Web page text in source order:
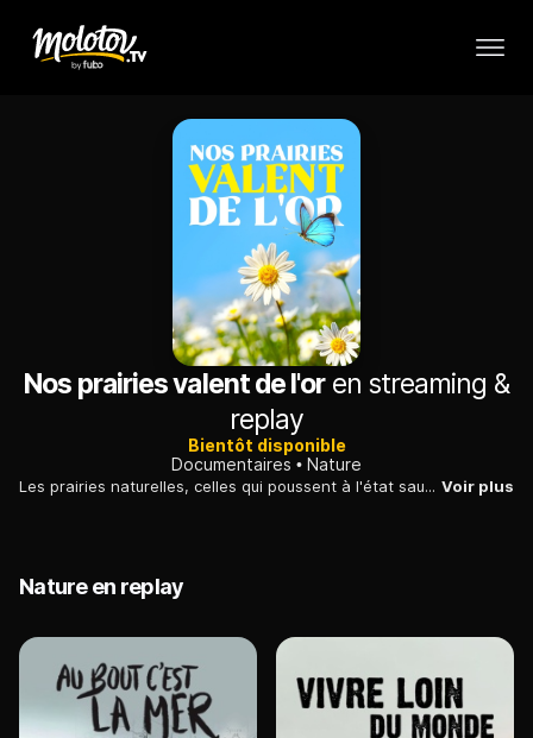
Nos prairies valent de l'oren streaming &
replay
Bientôt disponible
Documentaires
Nature
Les prairies naturelles, celles qui poussent à l'état sauvage, sans pesticides ni intervention de l'homme, perdent chaque jour du terrain. Elles sont trop souvent remplacées par des espaces artificiels, plantés pour faire du fourrage, et très pauvres en biodiversité… quand ceux-ci ne laissent pas leur place à des champs de monoculture. Mais face à cette disparition d'un paysage ancestral et surtout de sa flore et de sa faune, la résistance s'organise. Aux quatre coins de la France, ce film va à la rencontre d'hommes et de femmes, défenseurs de la prairie naturelle, déterminés à travailler en accord avec la nature, et pas contre elle. Voir plus
Nature en replay